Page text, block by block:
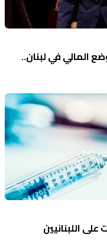
المالي في لبنان..
اللبنانيين